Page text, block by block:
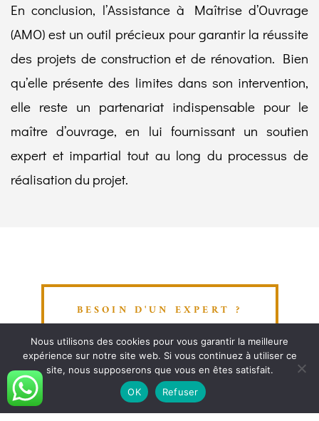
En conclusion, l’Assistance à Maîtrise d’Ouvrage
(AMO) est un outil précieux pour garantir la réussite
des projets de construction et de rénovation. Bien
qu’elle présente des limites dans son intervention,
elle reste un partenariat indispensable pour le
maître d’ouvrage, en lui fournissant un soutien
expert et impartial tout au long du processus de
réalisation du projet.
BESOIN D'UN EXPERT ?
Accès rapides
Nous utilisons des cookies pour vous garantir la meilleure
expérience sur notre site web. Si vous continuez à utiliser ce
site, nous supposerons que vous en êtes satisfait.
OK
Refuser